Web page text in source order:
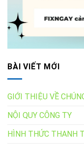
BÀI VIẾT MỚI
GIỚI THIỆU VỀ
NỘI QUY CÔNG TY
HÌNH THỨC THANH